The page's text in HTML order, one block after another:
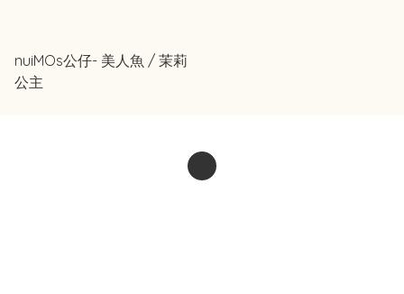
nuiMOs公仔- 美人魚 / 茉莉
公主